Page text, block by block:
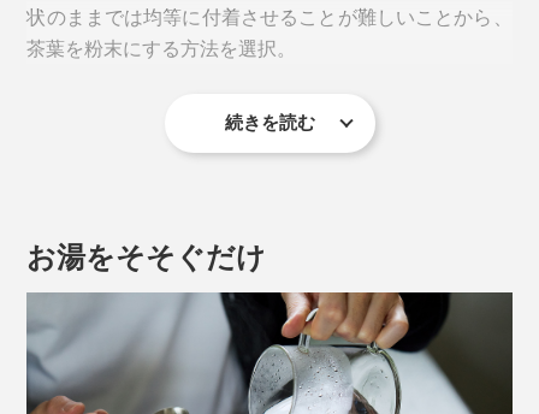
状のままでは均等に付着させることが難しいことから、
茶葉を粉末にする方法を選択。
CBDの品質を損なうことなく、お茶の粉末全体に均等に
続きを読む
お湯をそそぐだけ